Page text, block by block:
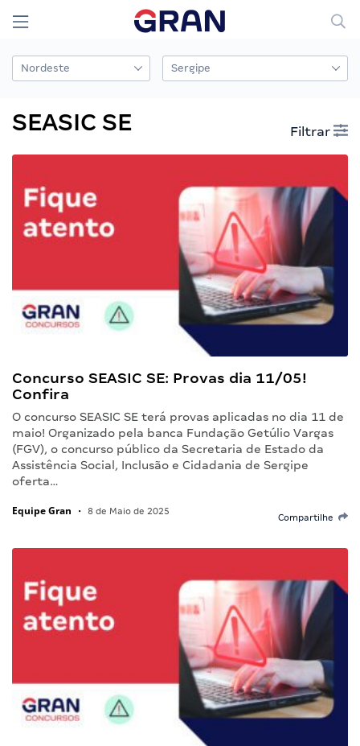
SEASIC SE Filtrar
Concurso SEASIC SE: Provas dia 11/05!
Confira
O concurso SEASIC SE terá provas aplicadas no dia 11 de
maio! Organizado pela banca Fundação Getúlio Vargas
(FGV), o concurso público da Secretaria de Estado da
Assistência Social, Inclusão e Cidadania de Sergipe
oferta…
Equipe Gran • 8 de Maio de 2025
Compartilhe